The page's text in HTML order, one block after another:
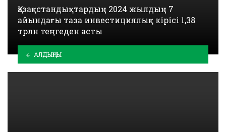
Қазақстандықтардың 2024 жылдың 7
айындағы таза инвестициялық кірісі 1,38
трлн теңгеден асты
АЛДЫҢҒЫ